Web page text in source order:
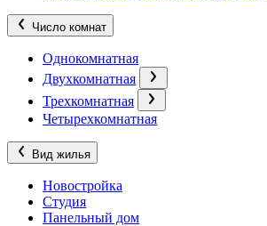
Число комнат
Однокомнатная
Двухкомнатная
Трехкомнатная
Четырехкомнатная
Вид жилья
Новостройка
Студия
Панельный дом